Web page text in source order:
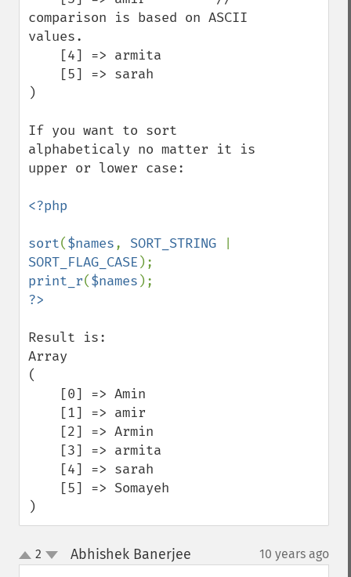
comparison is based on ASCII
values.
)
If you want to sort
alphabeticaly no matter it is
upper or lower case:
<?php
sort($names, SORT_STRING
SORT_FLAG_CASE
print_r($names
Result is:
Array
(
)
up
down
2 Abhishek Banerjee 10 years ago